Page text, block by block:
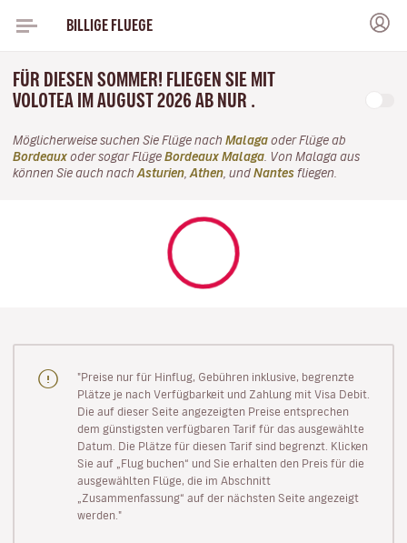
BILLIGE FLUEGE
FÜR DIESEN SOMMER! FLIEGEN SIE MIT
VOLOTEA IM AUGUST 2026 AB NUR .
Möglicherweise suchen Sie Flüge nach Malaga oder Flüge ab
Bordeaux oder sogar Flüge Bordeaux Malaga . Von Malaga aus
können Sie auch nach Asturien Athen , und Nantes fliegen.
"Preise nur für Hinflug, Gebühren inklusive, begrenzte
Plätze je nach Verfügbarkeit und Zahlung mit Visa Debit.
Die auf dieser Seite angezeigten Preise entsprechen
dem günstigsten verfügbaren Tarif für das ausgewählte
Datum. Die Plätze für diesen Tarif sind begrenzt. Klicken
Sie auf „Flug buchen“ und Sie erhalten den Preis für die
ausgewählten Flüge, die im Abschnitt
„Zusammenfassung“ auf der nächsten Seite angezeigt
werden."